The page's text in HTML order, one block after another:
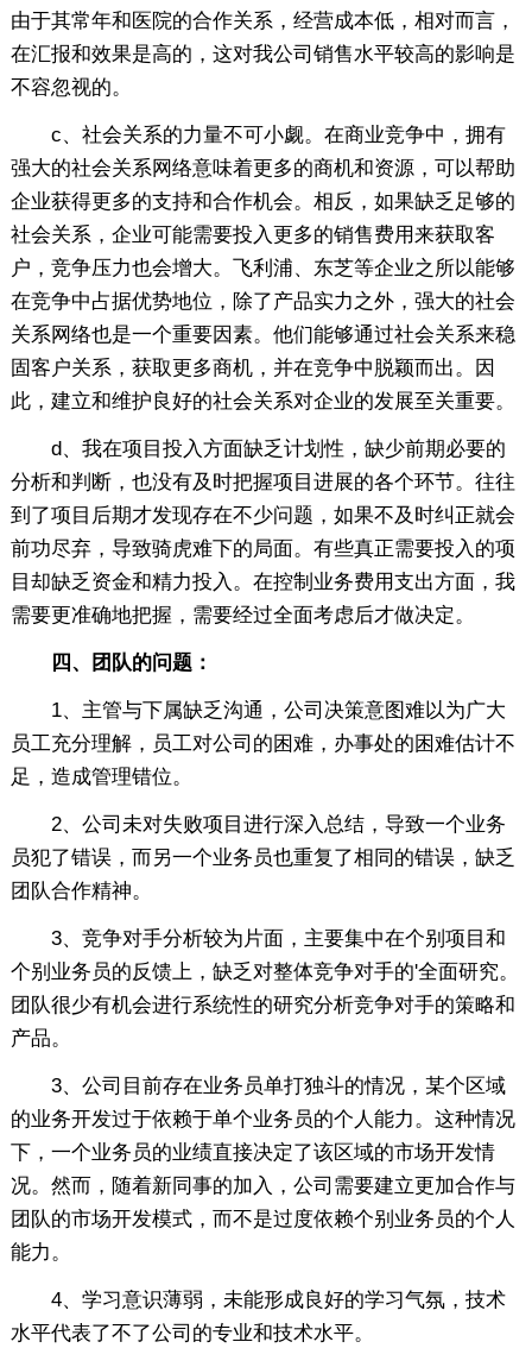
由于其常年和医院的合作关系，经营成本低，相对而言，
在汇报和效果是高的，这对我公司销售水平较高的影响是
不容忽视的。
c、社会关系的力量不可小觑。在商业竞争中，拥有
强大的社会关系网络意味着更多的商机和资源，可以帮助
企业获得更多的支持和合作机会。相反，如果缺乏足够的
社会关系，企业可能需要投入更多的销售费用来获取客
户，竞争压力也会增大。飞利浦、东芝等企业之所以能够
在竞争中占据优势地位，除了产品实力之外，强大的社会
关系网络也是一个重要因素。他们能够通过社会关系来稳
固客户关系，获取更多商机，并在竞争中脱颖而出。因
此，建立和维护良好的社会关系对企业的发展至关重要。
d、我在项目投入方面缺乏计划性，缺少前期必要的
分析和判断，也没有及时把握项目进展的各个环节。往往
到了项目后期才发现存在不少问题，如果不及时纠正就会
前功尽弃，导致骑虎难下的局面。有些真正需要投入的项
目却缺乏资金和精力投入。在控制业务费用支出方面，我
需要更准确地把握，需要经过全面考虑后才做决定。
四、团队的问题：
1、主管与下属缺乏沟通，公司决策意图难以为广大
员工充分理解，员工对公司的困难，办事处的困难估计不
足，造成管理错位。
2、公司未对失败项目进行深入总结，导致一个业务
员犯了错误，而另一个业务员也重复了相同的错误，缺乏
团队合作精神。
3、竞争对手分析较为片面，主要集中在个别项目和
个别业务员的反馈上，缺乏对整体竞争对手的'全面研究。
团队很少有机会进行系统性的研究分析竞争对手的策略和
产品。
3、公司目前存在业务员单打独斗的情况，某个区域
的业务开发过于依赖于单个业务员的个人能力。这种情况
下，一个业务员的业绩直接决定了该区域的市场开发情
况。然而，随着新同事的加入，公司需要建立更加合作与
团队的市场开发模式，而不是过度依赖个别业务员的个人
能力。
4、学习意识薄弱，未能形成良好的学习气氛，技术
水平代表了不了公司的专业和技术水平。